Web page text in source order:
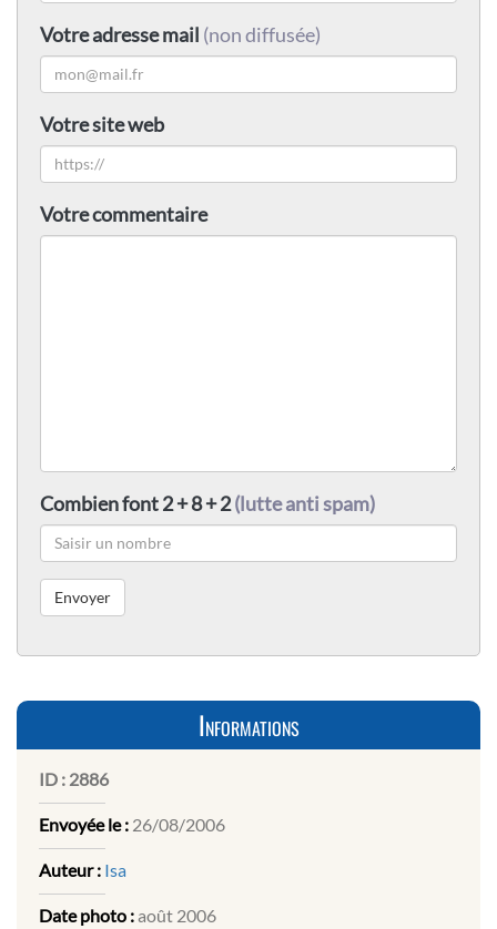
Votre adresse mail (non diffusée)
Votre site web
Votre commentaire
Combien font 2 + 8 + 2(lutte anti spam)
Informations
ID : 2886
Envoyée le : 26/08/2006
Auteur : Isa
Date photo :août 2006